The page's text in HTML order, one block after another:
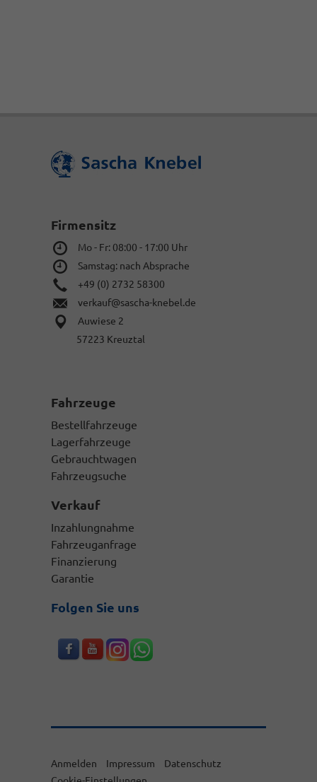
Kaufpreises
Firmensitz
Mo - Fr: 08:00 - 17:00 Uhr
Samstag: nach Absprache
+49 (0) 2732 58300
verkauf@sascha-knebel.de
Auwiese 2
57223 Kreuztal
Fahrzeuge
Bestellfahrzeuge
Lagerfahrzeuge
Gebrauchtwagen
Fahrzeugsuche
Verkauf
Inzahlungnahme
Fahrzeuganfrage
Finanzierung
Garantie
Folgen Sie uns
Anmelden Impressum
Datenschutz